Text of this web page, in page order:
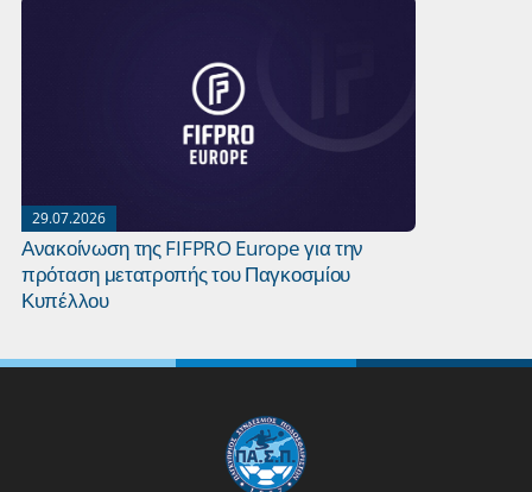
29.07.2026
Ανακοίνωση της FIFPRO Europe για την
πρόταση μετατροπής του Παγκοσμίου
Κυπέλλου